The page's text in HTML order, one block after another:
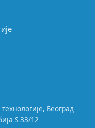
Београд
S-33/12